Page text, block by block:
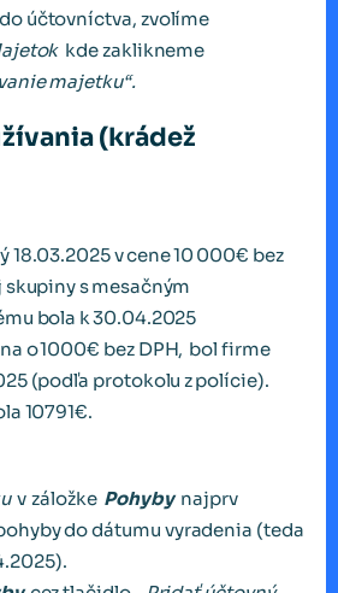
účtovníctva, zvolíme
kde zaklikneme
majetku“.
(krádež
18.03.2025 v cene 10 000€ bez
skupiny s mesačným
bola k 30.04.2025
o 1000€ bez DPH, bol firme
(podľa protokolu z polície).
10791€.
v záložke Pohyby najprv
do dátumu vyradenia (teda